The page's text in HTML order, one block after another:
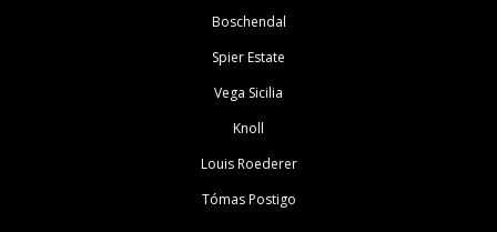
Boschendal
Spier Estate
Vega Sicilia
Knoll
Louis Roederer
Tómas Postigo